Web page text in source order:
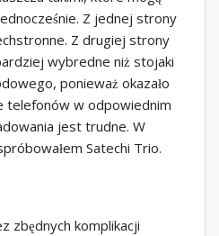
Z jednej strony
Z drugiej strony
wybredne niż stojaki
ponieważ okazało
telefonów w odpowiednim
jest trudne. W
Satechi Trio.
zbędnych komplikacji